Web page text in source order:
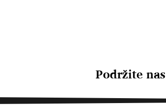
Podržite nas